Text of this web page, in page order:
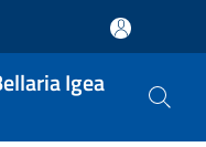
Igea